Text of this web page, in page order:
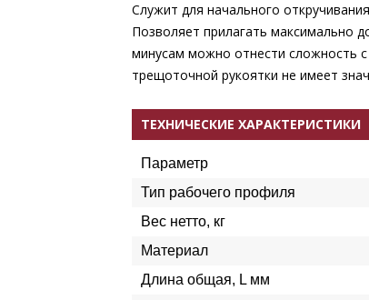
Служит для начального
Позволяет прилагать максимально
минусам можно отнести сложность
трещоточной рукоятки не имеет
ТЕХНИЧЕСКИЕ ХАРАКТЕРИСТИКИ
Параметр
Тип рабочего профиля
Вес нетто, кг
Материал
Длина общая, L мм